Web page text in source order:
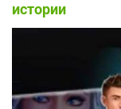
истории